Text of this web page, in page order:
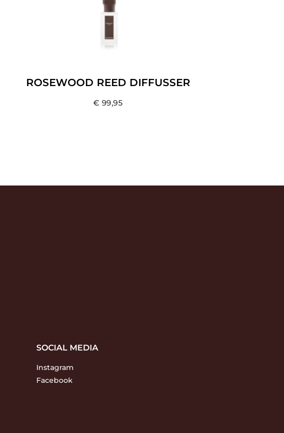
ROSEWOOD REED DIFFUSSER
€ 99,95
SOCIAL MEDIA
Instagram
Facebook